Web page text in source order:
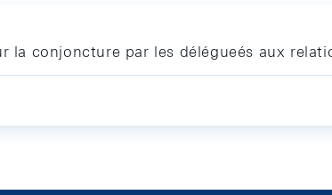
conjoncture par les délégueés aux